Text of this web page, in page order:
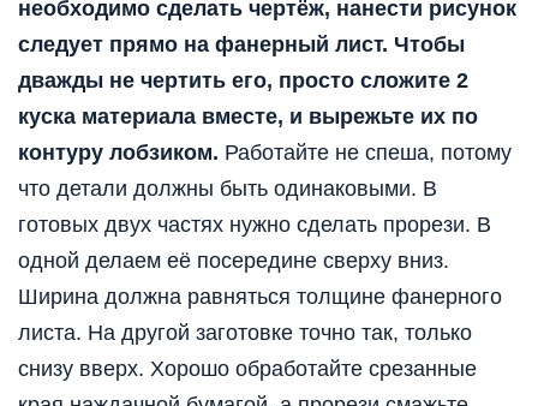
необходимо сделать чертёж, нанести рисунок
следует прямо на фанерный лист. Чтобы
дважды не чертить его, просто сложите 2
куска материала вместе, и вырежьте их по
контуру лобзиком. Работайте не спеша, потому
что детали должны быть одинаковыми. В
готовых двух частях нужно сделать прорези. В
одной делаем её посередине сверху вниз.
Ширина должна равняться толщине фанерного
листа. На другой заготовке точно так, только
снизу вверх. Хорошо обработайте срезанные